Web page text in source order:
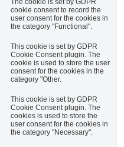
cookie consent to record the
user consent for the cookies in
the category "Functional".
This cookie is set by GDPR
Cookie Consent plugin. The
cookie is used to store the user
consent for the cookies in the
category "Other.
This cookie is set by GDPR
Cookie Consent plugin. The
cookies is used to store the
user consent for the cookies in
the category "Necessary".